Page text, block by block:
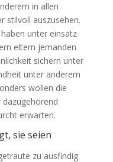
in allen
stilvoll auszusehen.
unter einsatz
eltern jemanden
sichern unter
unter anderem
wollen die
erwarten.
sie seien
zu ausfindig